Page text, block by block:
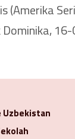
(Amerika
Uzbekistan